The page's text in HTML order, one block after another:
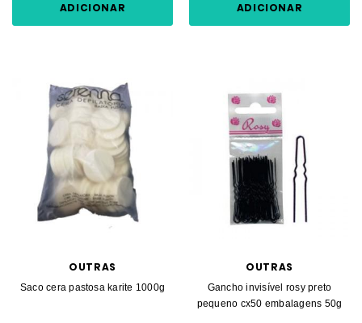
ADICIONAR ADICIONAR
OUTRAS
Saco cera pastosa karite 1000g
OUTRAS
Gancho invisível rosy preto
pequeno cx50 embalagens 50g